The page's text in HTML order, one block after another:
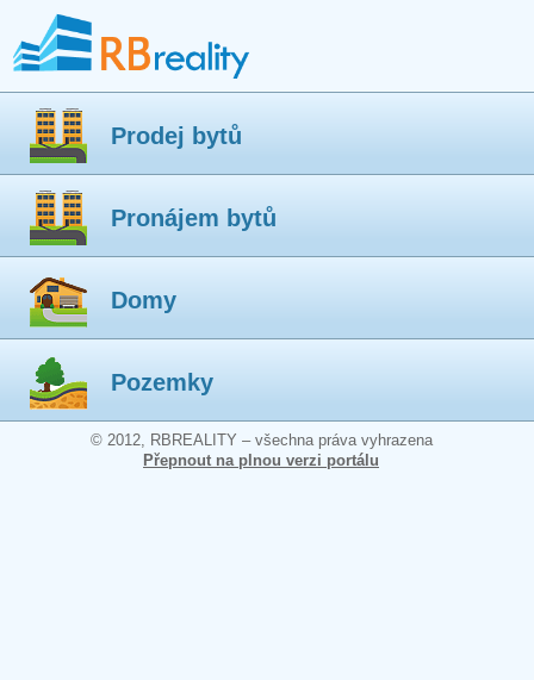
Prodej bytů
Pronájem bytů
Domy
Pozemky
© 2012, RBREALITY – všechna práva vyhrazena
Přepnout na plnou verzi portálu